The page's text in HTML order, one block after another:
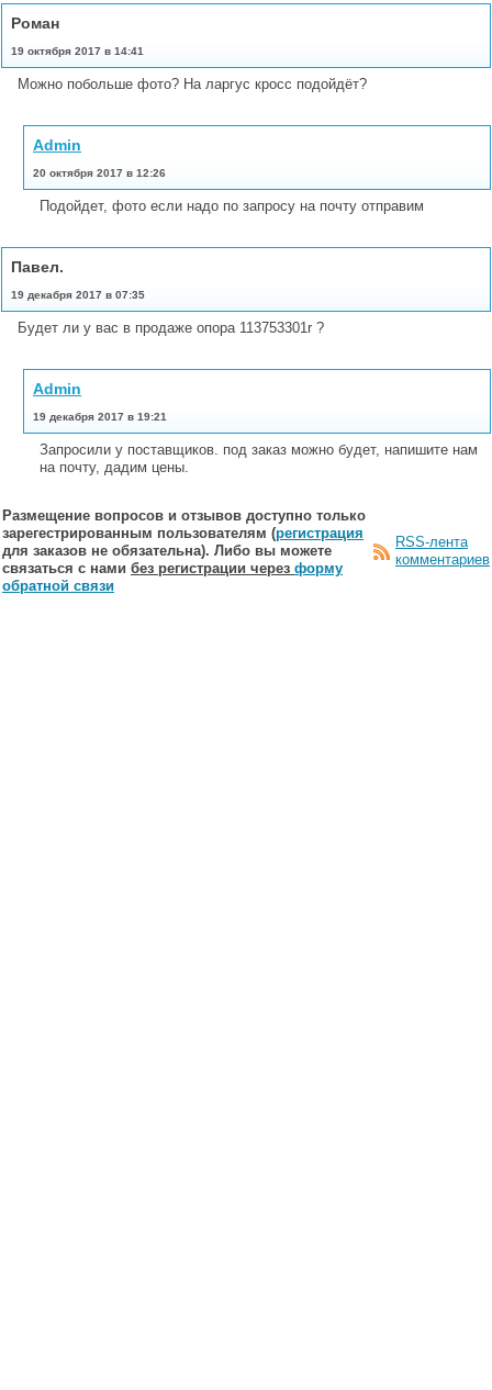
Роман
19 октября 2017 в 14:41
Можно побольше фото? На ларгус кросс подойдёт?
Admin
20 октября 2017 в 12:26
Подойдет, фото если надо по запросу на почту отправим
Павел.
19 декабря 2017 в 07:35
Будет ли у вас в продаже опора 113753301r ?
Admin
19 декабря 2017 в 19:21
Запросили у поставщиков. под заказ можно будет, напишите нам
на почту, дадим цены.
Размещение вопросов и отзывов доступно только
зарегестрированным пользователям (регистрация
для заказов не обязательна). Либо вы можете
связаться с нами без регистрации через форму
обратной связи
RSS-лента
комментариев